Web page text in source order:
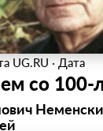
UG.RU · Дата
со